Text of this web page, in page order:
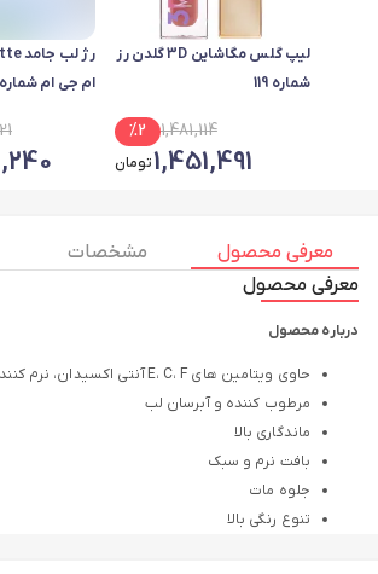
لیپ گلس مگاشاین 3D گلدن رز
شماره 119
1,481,114
%2
1,451,491تومان
ام جی ام شماره 518
معرفی محصول مشخصات
معرفی محصول
درباره محصول
حاوی ویتامین های E، C، F آنتی اکسیدان، نرم کننده، ضد چروک
مرطوب کننده و آبرسان لب
ماندگاری بالا
بافت نرم و سبک
جلوه مات
تنوع رنگی بالا